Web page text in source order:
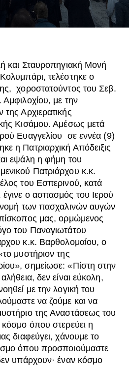
και Σταυροπηγιακή Μονή
τελέστηκε ο
χοροστατούντος του Σεβ.
με την
Αρχιερατικής
Κισάμου. Αμέσως μετά
Ευαγγελίου σε εννέα (9)
η Πατριαρχική Απόδειξις
εψάλη η φήμη του
Πατριάρχου κ.κ.
του Εσπερινού, κατά
ο ασπασμός του Ιερού
των πασχαλινών αυγών
μας, ορμώμενος
του Παναγιωτάτου
κ.κ. Βαρθολομαίου, ο
μυστήριον της
σημείωσε: «Πίστη στην
δεν είναι εύκολη,
με την λογική του
να ζούμε και να
της Αναστάσεως του
όπου στερεύει η
διαφεύγει, χάνουμε το
όπου προσποιούμαστε
υπάρχουν· έναν κόσμο